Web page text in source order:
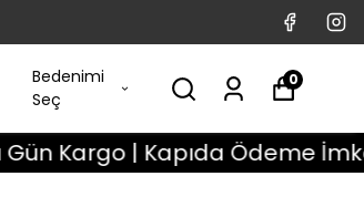
Bedenimi
Seç
0
| Kapıda Ödeme İmkanı |